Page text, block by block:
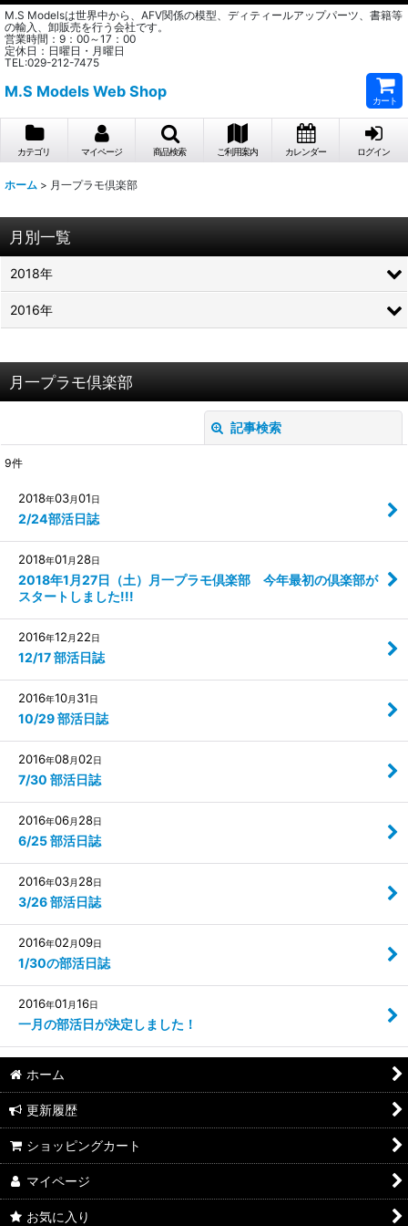
M.S Modelsは世界中から、AFV関係の模型、ディティールアップパーツ、書籍等
の輸入、卸販売を行う会社です。
営業時間：9：00～17：00
定休日：日曜日・月曜日
TEL:029-212-7475
M.S Models Web Shop
カート
カテゴリ マイページ 商品検索 ご利用案内 カレンダー ログイン
ホーム > 月一プラモ倶楽部
月一プラモ倶楽部
記事検索
カテゴリ:
絞り込む
9件
2018年03月01日
2/24部活日誌
2018年01 月 28日
2018年1月27日（土）月一プラモ倶楽部 今年最初の倶楽部が
スタートしました!!!
2016年12 月 22日
12/17 部活日誌
2016年10月 31日
10/29 部活日誌
2016年08月02日
7/30 部活日誌
2016年06月 28日
6/25 部活日誌
2016年03月 28日
3/26 部活日誌
2016年02 月09日
1/30の部活日誌
2016年01 月16日
一月の部活日が決定しました！
月別一覧
2018年
2016年
ホーム
更新履歴
ショッピングカート
マイページ
お気に入り